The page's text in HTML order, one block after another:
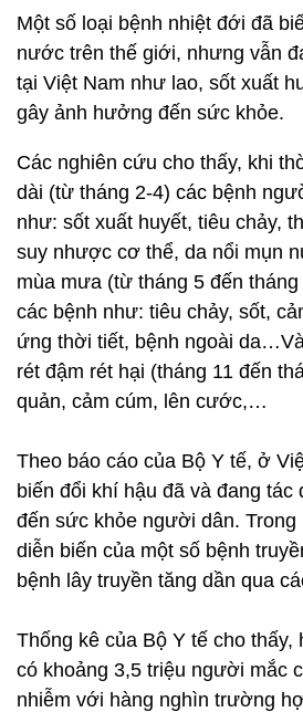
Một số loại bệnh nhiệt đới đã
nước trên thế giới, nhưng vẫn
tại Việt Nam như lao, sốt xuất
gây ảnh hưởng đến sức khỏe.
Các nghiên cứu cho thấy, khi
dài (từ tháng 2-4) các bệnh
như: sốt xuất huyết, tiêu chảy,
suy nhược cơ thể, da nổi mụn
mùa mưa (từ tháng 5 đến
các bệnh như: tiêu chảy, sốt,
ứng thời tiết, bệnh ngoài
rét đậm rét hại (tháng 11 đến
quản, cảm cúm, lên cước,…
Theo báo cáo của Bộ Y tế, ở
biến đổi khí hậu đã và đang tác
đến sức khỏe người dân. Trong
diễn biến của một số bệnh
bệnh lây truyền tăng dần qua
Thống kê của Bộ Y tế cho thấy,
có khoảng 3,5 triệu người mắc
nhiễm với hàng nghìn trường